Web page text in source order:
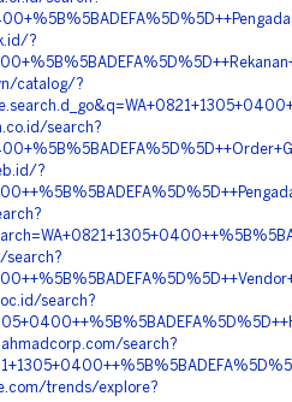
?
catalog/?
search?
?
search?
search?
search?
trends/explore?